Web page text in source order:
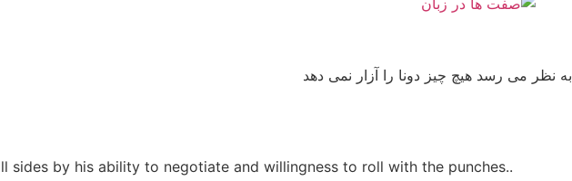
به نظر می رسد هیچ چیز دونا را آزار نمی دهد
by his ability to negotiate and willingness to roll with the punches..